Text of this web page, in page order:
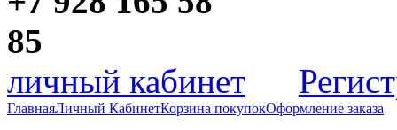
личный кабинет
ГлавнаяЛичный КабинетКорзина покупокОформление заказа